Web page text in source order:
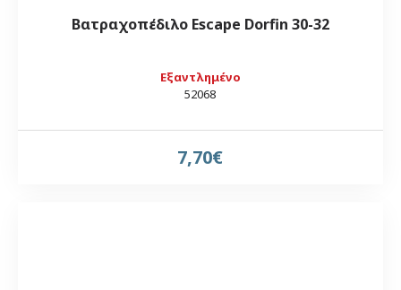
Εξαντλημένο
52068
Βατραχοπέδιλο Escape Dorfin 30-32
7,70€